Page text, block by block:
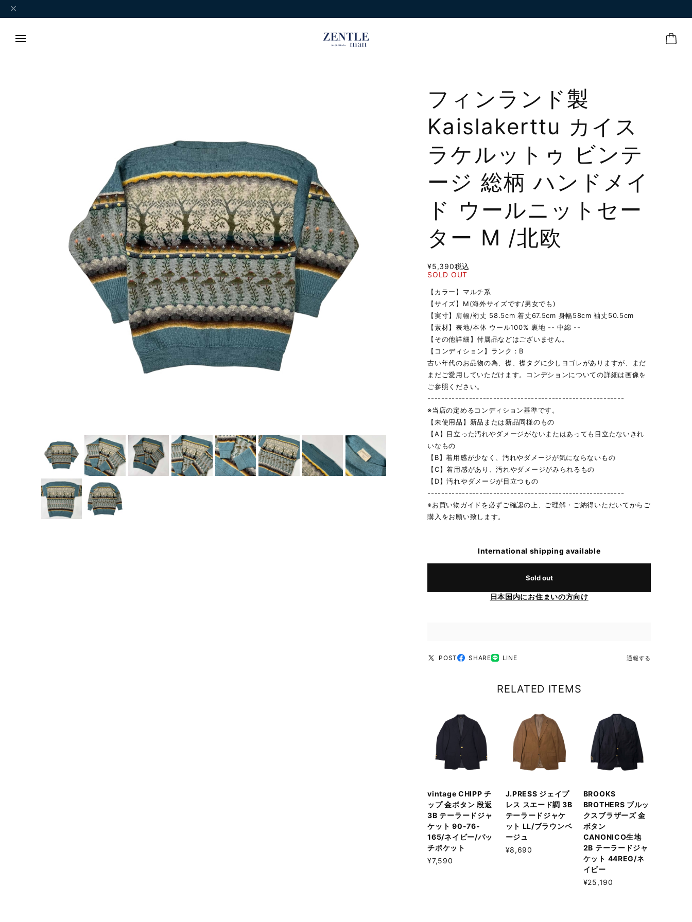
フィンランド製
Kaislakerttu カイス
ラケルットゥ ビンテ
ージ 総柄 ハンドメイ
ド ウールニットセー
ター M /北欧
¥5,390税込
SOLD OUT
【カラー】マルチ系
【サイズ】M(海外サイズです/男女でも)
【実寸】肩幅/裄丈 58.5cm 着丈67.5cm 身幅58cm 袖丈50.5cm
【素材】表地/本体 ウール100% 裏地 -- 中綿 --
【その他詳細】付属品などはございません。
【コンディション】ランク：B
古い年代のお品物の為、襟、襟タグに少しヨゴレがありますが、まだ
まだご愛用していただけます。コンデションについての詳細は画像を
ご参照ください。
---------------------------------------------------------
※当店の定めるコンディション基準です。
【未使用品】新品または新品同様のもの
【A】目立った汚れやダメージがないまたはあっても目立たないきれ
いなもの
【B】着用感が少なく、汚れやダメージが気にならないもの
【C】着用感があり、汚れやダメージがみられるもの
【D】汚れやダメージが目立つもの
---------------------------------------------------------
※お買い物ガイドを必ずご確認の上、ご理解・ご納得いただいてからご
購入をお願い致します。
International shipping available
Sold out
日本国内にお住まいの方向け
POST SHARE LINE 通報する
RELATED ITEMS
vintage CHIPP チ
ップ 金ボタン 段返
3B テーラードジャ
ケット 90-76-
165/ネイビー/パッ
チポケット
¥7,590
J.PRESS ジェイプ
レス スエード調 3B
テーラードジャケ
ット LL/ブラウンベ
ージュ
¥8,690
BROOKS
BROTHERS ブルッ
クスブラザーズ 金
ボタン
CANONICO生地
2B テーラードジャ
ケット 44REG/ネ
イビー
¥25,190